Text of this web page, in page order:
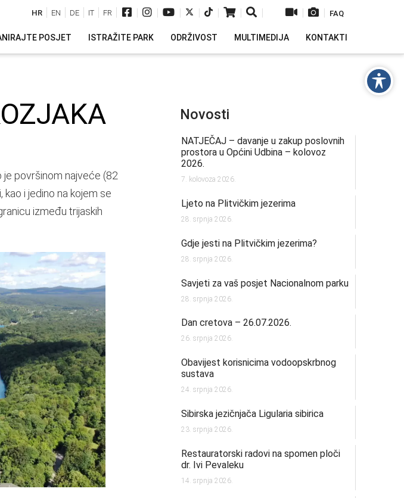
| | | | | | | | | FAQ
HR EN DE IT FR
POSJET ISTRAŽITE PARK ODRŽIVOST MULTIMEDIJA KONTAKTI
je površinom najveće (82
i jedino na kojem se
između trijaskih
Novosti
NATJEČAJ – davanje u zakup poslovnih
prostora u Općini Udbina – kolovoz
2026.
7. kolovoza 2026.
Ljeto na Plitvičkim jezerima
28. srpnja 2026.
Gdje jesti na Plitvičkim jezerima?
28. srpnja 2026.
Savjeti za vaš posjet Nacionalnom parku
28. srpnja 2026.
Dan cretova – 26.07.2026.
26. srpnja 2026.
Obavijest korisnicima vodoopskrbnog
sustava
24. srpnja 2026.
Sibirska jezičnjača Ligularia sibirica
23. srpnja 2026.
Restauratorski radovi na spomen ploči
dr. Ivi Pevaleku
14. srpnja 2026.